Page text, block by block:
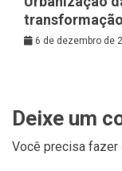
6 de dezembro de
Deixe um
Você precisa fazer